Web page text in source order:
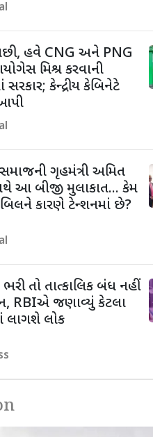
હવે CNG અને PNG
મિશ્ર કરવાની
સરકાર; કેન્દ્રીય કેબિનેટે
સમાજની ગૃહમંત્રી અમિત
આ બીજી મુલાકાત... કેમ
કારણે ટેન્શનમાં છે?
તો તાત્કાલિક બંધ નહીં
RBIએ જણાવ્યું કેટલા
લાગશે લોક